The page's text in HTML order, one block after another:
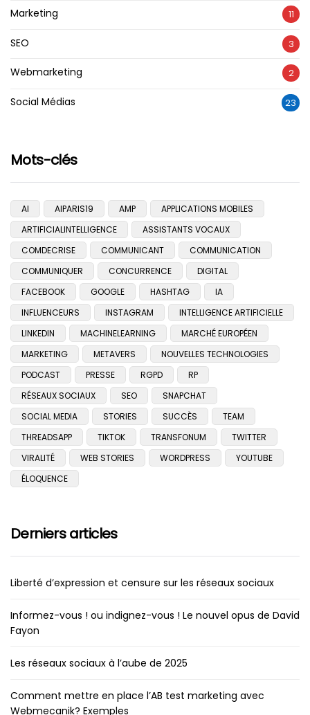
Marketing 11
SEO 3
Webmarketing 2
Social Médias 23
Mots-clés
AI AIPARIS19 AMP
APPLICATIONS MOBILES
ARTIFICIALINTELLIGENCE
ASSISTANTS VOCAUX
COMDECRISE
COMMUNICANT
COMMUNICATION
COMMUNIQUER
CONCURRENCE
DIGITAL
FACEBOOK
GOOGLE HASHTAG
IA
INFLUENCEURS
INSTAGRAM
INTELLIGENCE ARTIFICIELLE
LINKEDIN
MACHINELEARNING
MARCHÉ EUROPÉEN
MARKETING
METAVERS
NOUVELLES TECHNOLOGIES
PODCAST
PRESSE RGPD
RP
RÉSEAUX SOCIAUX
SEO
SNAPCHAT
SOCIAL MEDIA
STORIES SUCCÈS
TEAM
THREADSAPP
TIKTOK TRANSFONUM
TWITTER
VIRALITÉ
WEB STORIES WORDPRESS
YOUTUBE
ÉLOQUENCE
Derniers articles
Liberté d’expression et censure sur les réseaux sociaux
Informez-vous ! ou indignez-vous ! Le nouvel opus de David
Fayon
Les réseaux sociaux à l’aube de 2025
Comment mettre en place l’AB test marketing avec
Webmecanik? Exemples